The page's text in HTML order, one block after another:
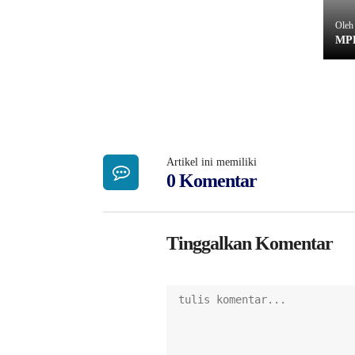
Artikel ini memiliki
0 Komentar
Tinggalkan Komentar